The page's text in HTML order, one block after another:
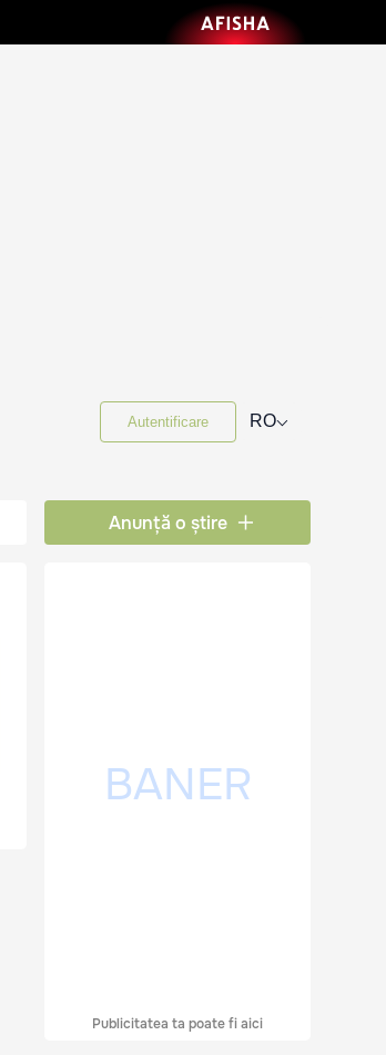
Autentificare RO⌵
Anunță o știre
Publicitatea ta poate fi aici